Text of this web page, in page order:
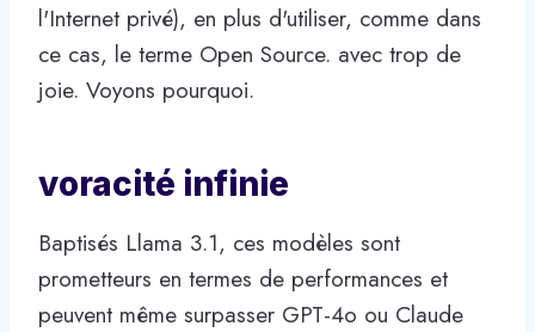
l'Internet privé), en plus d'utiliser, comme dans
ce cas, le terme Open Source. avec trop de
joie. Voyons pourquoi.
voracité infinie
Baptisés Llama 3.1, ces modèles sont
prometteurs en termes de performances et
peuvent même surpasser GPT-4o ou Claude